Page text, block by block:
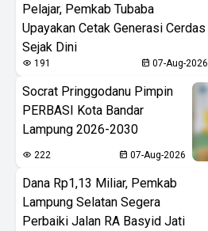
Pelajar, Pemkab Tubaba
Upayakan Cetak Generasi Cerdas
Sejak Dini
191 07-Aug-2026
Socrat Pringgodanu Pimpin
PERBASI Kota Bandar
Lampung 2026-2030
222 07-Aug-2026
Dana Rp1,13 Miliar, Pemkab
Lampung Selatan Segera
Perbaiki Jalan RA Basyid Jati